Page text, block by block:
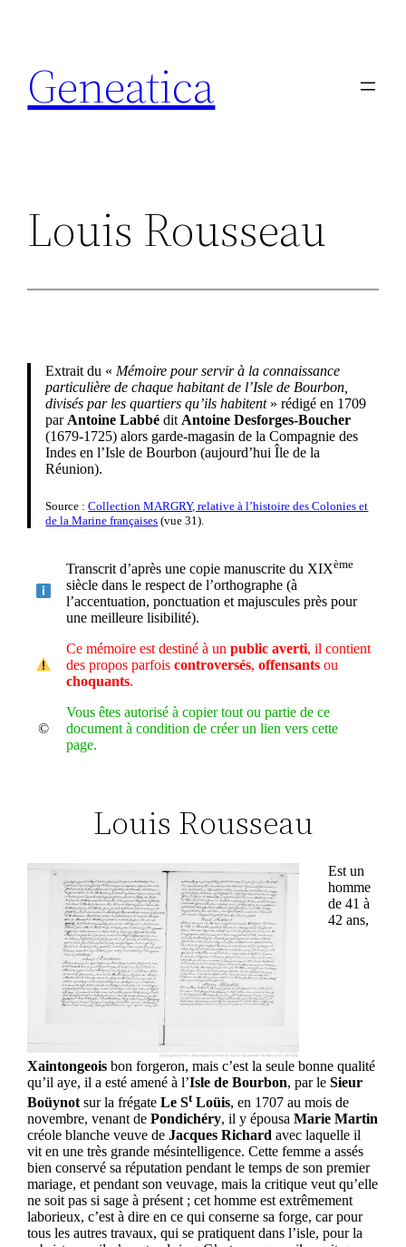
Geneatica
Louis Rousseau
Extrait du « Mémoire pour servir à la connaissance
particulière de chaque habitant de l’Isle de Bourbon,
divisés par les quartiers qu’ils habitent» rédigé en 1709
par Antoine Labbé dit Antoine Desforges-Boucher
(1679-1725) alors garde-magasin de la Compagnie des
Indes en l’Isle de Bourbon (aujourd’hui Île de la
Réunion).
Source :Collection MARGRY, relative à l’histoire des Colonies et
de la Marine françaises (vue 31).
Transcrit d’après une copie manuscrite du XIXème
siècle dans le respect de l’orthographe (à
l’accentuation, ponctuation et majuscules près pour
une meilleure lisibilité).
Ce mémoire est destiné à unpublic averti, il contient
des propos parfoiscontroversés,offensants ou
choquants.
©️
Vous êtes autorisé à copier tout ou partie de ce
document à condition de créer un lien vers cette
page.
Louis Rousseau
Est un
homme
de 41 à
42 ans,
Xaintongeois bon forgeron, mais c’est la seule bonne qualité
qu’il aye, il a esté amené à l’Isle de Bourbon, par leSieur
Boüynot sur la frégateLe StLoüis, en 1707 au mois de
novembre, venant dePondichéry, il y épousaMarie Martin
créole blanche veuve deJacques Richard avec laquelle il
vit en une très grande mésintelligence. Cette femme a assés
bien conservé sa réputation pendant le temps de son premier
mariage, et pendant son veuvage, mais la critique veut qu’elle
ne soit pas si sage à présent ; cet homme est extrêmement
laborieux, c’est à dire en ce qui conserne sa forge, car pour
tous les autres travaux, qui se pratiquent dans l’isle, pour la